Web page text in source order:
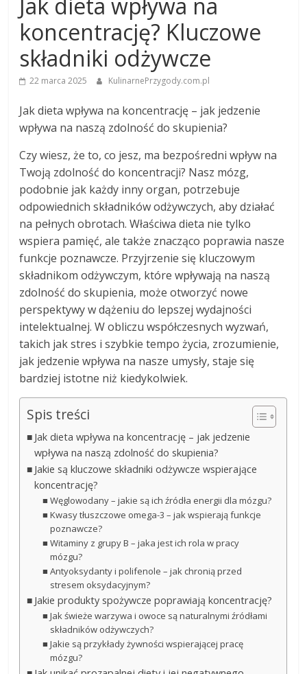
Jak dieta wpływa na
koncentrację? Kluczowe
składniki odżywcze
22 marca 2025 KulinarnePrzygody.com.pl
Jak dieta wpływa na koncentrację – jak jedzenie
wpływa na naszą zdolność do skupienia?
Czy wiesz, że to, co jesz, ma bezpośredni wpływ na
Twoją zdolność do koncentracji? Nasz mózg,
podobnie jak każdy inny organ, potrzebuje
odpowiednich składników odżywczych, aby działać
na pełnych obrotach. Właściwa dieta nie tylko
wspiera pamięć, ale także znacząco poprawia nasze
funkcje poznawcze. Przyjrzenie się kluczowym
składnikom odżywczym, które wpływają na naszą
zdolność do skupienia, może otworzyć nowe
perspektywy w dążeniu do lepszej wydajności
intelektualnej. W obliczu współczesnych wyzwań,
takich jak stres i szybkie tempo życia, zrozumienie,
jak jedzenie wpływa na nasze umysły, staje się
bardziej istotne niż kiedykolwiek.
Spis treści
Jak dieta wpływa na koncentrację – jak jedzenie
wpływa na naszą zdolność do skupienia?
Jakie są kluczowe składniki odżywcze wspierające
koncentrację?
Węglowodany – jakie są ich źródła energii dla mózgu?
Kwasy tłuszczowe omega-3 – jak wspierają funkcje
poznawcze?
Witaminy z grupy B – jaka jest ich rola w pracy
mózgu?
Antyoksydanty i polifenole – jak chronią przed
stresem oksydacyjnym?
Jakie produkty spożywcze poprawiają koncentrację?
Jak świeże warzywa i owoce są naturalnymi źródłami
składników odżywczych?
Jakie są przykłady żywności wspierającej pracę
mózgu?